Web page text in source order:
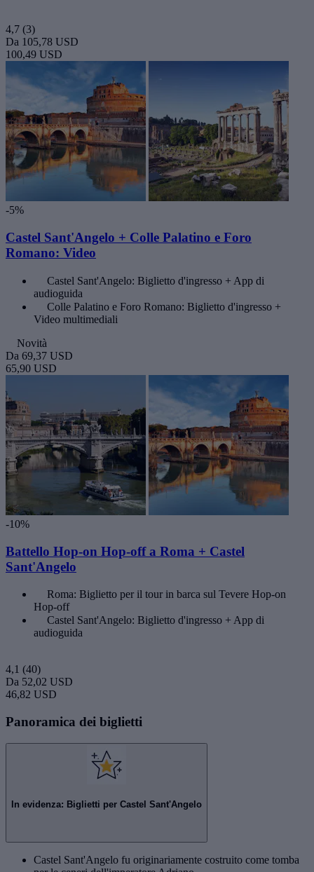
4,7 (3)
Da 105,78 USD
100,49 USD
-5%
Castel Sant'Angelo + Colle Palatino e Foro
Romano: Video
Castel Sant'Angelo: Biglietto d'ingresso + App di
audioguida
Colle Palatino e Foro Romano: Biglietto d'ingresso +
Video multimediali
Novità
Da 69,37 USD
65,90 USD
-10%
Battello Hop-on Hop-off a Roma + Castel
Sant'Angelo
Roma: Biglietto per il tour in barca sul Tevere Hop-on
Hop-off
Castel Sant'Angelo: Biglietto d'ingresso + App di
audioguida
4,1 (40)
Da 52,02 USD
46,82 USD
Panoramica dei biglietti
In evidenza: Biglietti per Castel Sant'Angelo
Castel Sant'Angelo fu originariamente costruito come tomba